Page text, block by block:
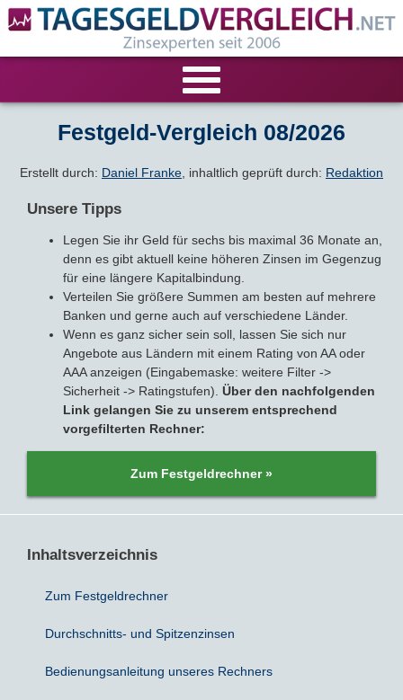
VERGLEICHE
Tagesgeld-Vergleich
Zinsvergleich
Tagesgeld mit Zinsgarantie
Nachhaltige Banken
RECHNER
Festgeldrechner
Tagesgeld-Test
Zinsbroker-Test
FIRMENANGEBOTE
Firmentagesgeld
Firmenfestgeld
Cash Management
ANLAGEALTERNATIVEN
Geldmarkt-ETFs
Sparbuch
Depotwechsel
RATGEBER
Ratgeber
VERÖFFENTLICHUNGEN
Newsletter
Festgeld-Vergleich 08/2026
Erstellt durch: Daniel Franke , inhaltlich geprüft durch: Redaktion
Unsere Tipps
Legen Sie ihr Geld für sechs bis maximal 36 Monate an,
denn es gibt aktuell keine höheren Zinsen im Gegenzug
für eine längere Kapitalbindung.
Verteilen Sie größere Summen am besten auf mehrere
Banken und gerne auch auf verschiedene Länder.
Wenn es ganz sicher sein soll, lassen Sie sich nur
Angebote aus Ländern mit einem Rating von AA oder
AAA anzeigen (Eingabemaske: weitere Filter ->
Sicherheit -> Ratingstufen). Über den nachfolgenden
Link gelangen Sie zu unserem entsprechend
vorgefilterten Rechner:
Zum Festgeldrechner »
Inhaltsverzeichnis
Zum Festgeldrechner
Durchschnitts- und Spitzenzinsen
Bedienungsanleitung unseres Rechners